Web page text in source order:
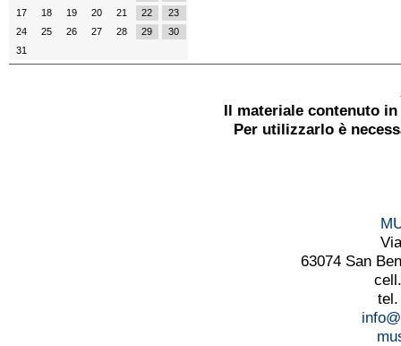
17
18 19 20 21 22
23
24
25 26 27 28 29
30
31
Il materiale contenuto
Per utilizzarlo è
63074 San
tel.